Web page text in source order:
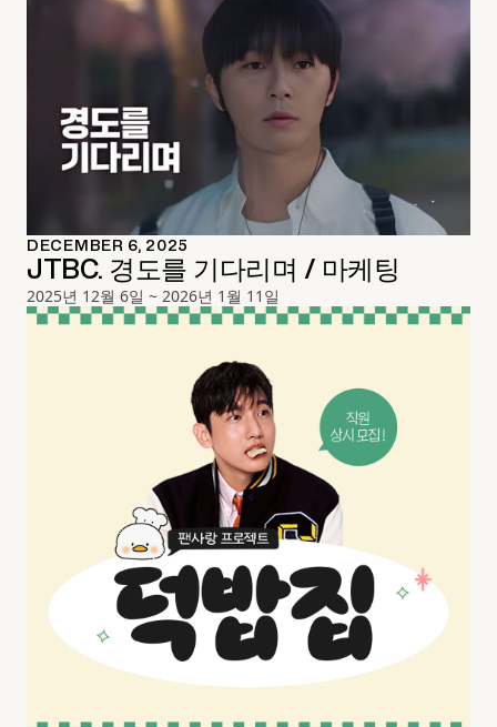
DECEMBER 6, 2025
JTBC. 경도를 기다리며 / 마케팅
2025년 12월 6일 ~ 2026년 1월 11일